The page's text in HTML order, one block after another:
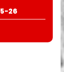
26